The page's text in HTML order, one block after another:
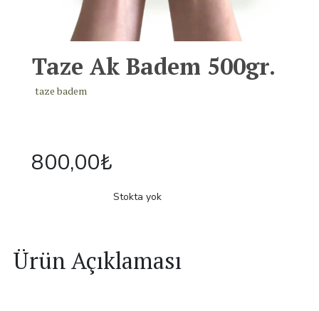
Taze Ak Badem 500gr.
taze badem
800,00₺
Stokta yok
Ürün Açıklaması